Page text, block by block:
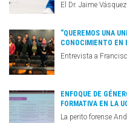
El Dr. Jaime
“QUEREMOS UNA
CONOCIMIENTO EN
Entrevista a
ENFOQUE DE
FORMATIVA EN LA
La perito forense